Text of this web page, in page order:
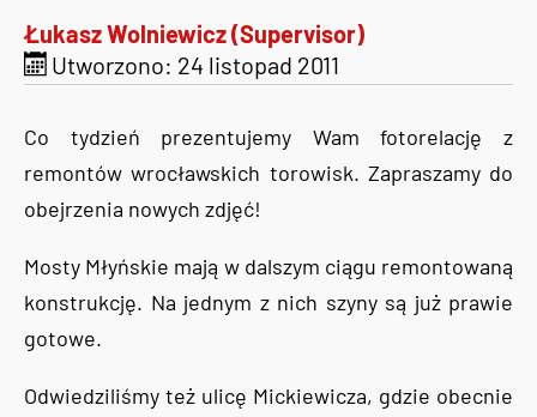
Łukasz Wolniewicz (Supervisor)
Utworzono: 24 listopad 2011
Co tydzień prezentujemy Wam fotorelację z
remontów wrocławskich torowisk. Zapraszamy do
obejrzenia nowych zdjęć!
Mosty Młyńskie mają w dalszym ciągu remontowaną
konstrukcję. Na jednym z nich szyny są już prawie
gotowe.
Odwiedziliśmy też ulicę Mickiewicza, gdzie obecnie